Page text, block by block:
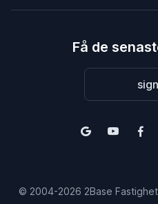
Få de
© 2004-2026 2Base